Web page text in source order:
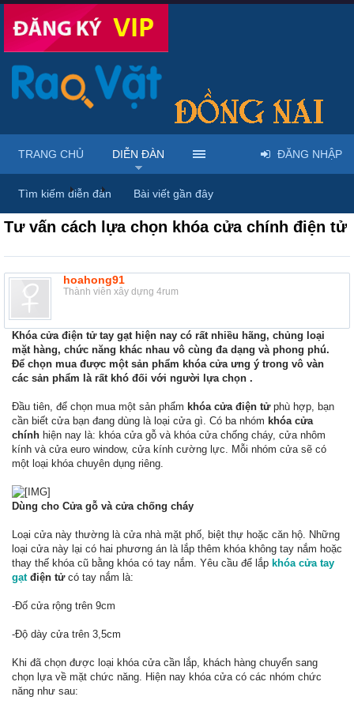
Diễn đàn ... Rao vặt tổng hợp - Uy tín - Miễn phí
Tư vấn cách lựa chọn khóa cửa chính điện tử
hoahong91
Thành viên xây dựng 4rum
Khóa cửa điện tử tay gạt hiện nay có rất nhiều hãng, chủng loại
mặt hàng, chức năng khác nhau vô cùng đa dạng và phong phú.
Để chọn mua được một sản phẩm khóa cửa ưng ý trong vô vàn
các sản phẩm là rất khó đối với người lựa chọn .
Đầu tiên, để chọn mua một sản phẩm khóa cửa điện tửphù hợp, bạn
cần biết cửa bạn đang dùng là loại cửa gì. Có ba nhóm khóa cửa
chính hiện nay là: khóa cửa gỗ và khóa cửa chống cháy, cửa nhôm
kính và cửa euro window, cửa kính cường lực. Mỗi nhóm cửa sẽ có
một loại khóa chuyên dụng riêng.
Dùng cho Cửa gỗ và cửa chống cháy
Loại cửa này thường là cửa nhà mặt phố, biệt thự hoặc căn hộ. Những
loại cửa này lại có hai phương án là lắp thêm khóa không tay nắm hoặc
thay thế khóa cũ bằng khóa có tay nắm. Yêu cầu để lắp khóa cửa tay
gạtđiện tửcó tay nắm là:
-Đố cửa rộng trên 9cm
-Độ dày cửa trên 3,5cm
Khi đã chọn được loại khóa cửa cần lắp, khách hàng chuyển sang
chọn lựa về mặt chức năng. Hiện nay khóa cửa có các nhóm chức
năng như sau:
TRANG CHỦ DIỄN ĐÀN
Tìm kiếm diễn đàn Bài viết gần đây
ĐĂNG NHẬP